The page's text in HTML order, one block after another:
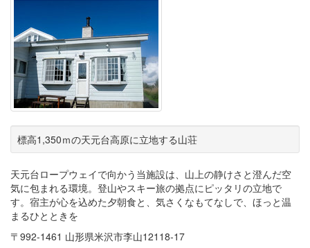
標高1,350ｍの天元台高原に立地する山荘
天元台ロープウェイで向かう当施設は、山上の静けさと澄んだ空
気に包まれる環境。登山やスキー旅の拠点にピッタリの立地で
す。宿主が心を込めた夕朝食と、気さくなもてなしで、ほっと温
まるひとときを
〒992-1461 山形県米沢市李山12118‐17